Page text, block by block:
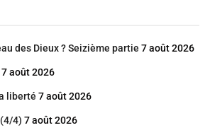
des Dieux ? Seizième partie 7 août 2026
7 août 2026
liberté 7 août 2026
4) 7 août 2026